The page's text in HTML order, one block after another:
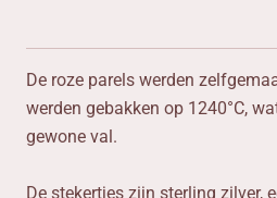
De roze parels werden
werden gebakken op 1240°C,
gewone val.
De stekertjes zijn sterling zilver,